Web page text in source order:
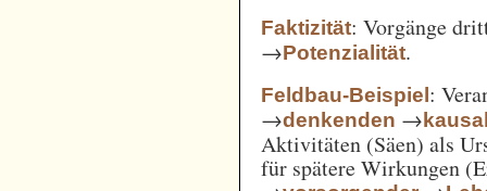
Faktizität: Vorgänge
→Potenzialität.
Feldbau-Beispiel:
→denkenden →
Aktivitäten (Säen) als
für spätere Wirkungen